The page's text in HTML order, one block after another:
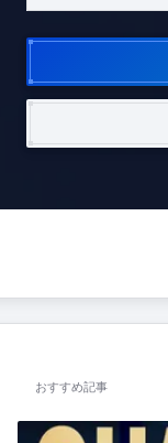
おすすめ記事